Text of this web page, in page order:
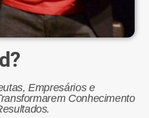
Empresários e
Conhecimento